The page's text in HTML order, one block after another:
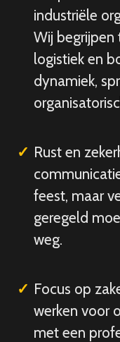
industriële
Wij begrijpen
logistiek en
dynamiek,
Rust en
feest, maar
geregeld
weg.
Focus op
werken voor
met een